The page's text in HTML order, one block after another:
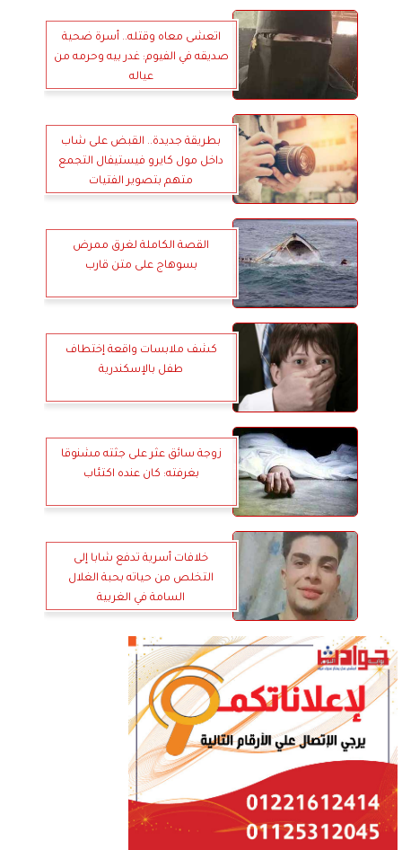
اتعشى معاه وقتله.. أسرة ضحية
صديقه في الفيوم: غدر بيه وحرمه من
عياله
بطريقة جديدة.. القبض على شاب
داخل مول كايرو فيستيفال التجمع
متهم بتصوير الفتيات
القصة الكاملة لغرق ممرض
بسوهاج على متن قارب
كشف ملابسات واقعة إختطاف
طفل بالإسكندرية
زوجة سائق عثر على جثته مشنوقا
بغرفته: كان عنده اكتئاب
خلافات أسرية تدفع شابا إلى
التخلص من حياته بحبة الغلال
السامة في الغربية